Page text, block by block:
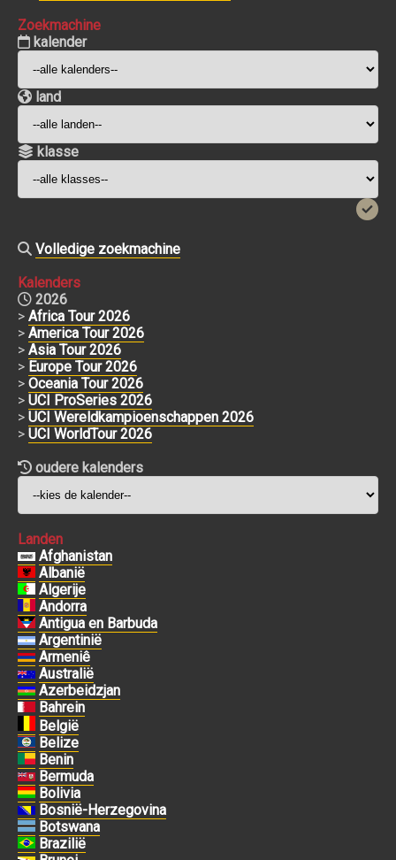
Zoekmachine
kalender
land
klasse
Volledige zoekmachine
Kalenders
2026
> Africa Tour 2026
> America Tour 2026
> Asia Tour 2026
> Europe Tour 2026
> Oceania Tour 2026
> UCI ProSeries 2026
> UCI Wereldkampioenschappen 2026
> UCI WorldTour 2026
oudere kalenders
Landen
Afghanistan
Albanië
Algerije
Andorra
Antigua en Barbuda
Argentinië
Armeniê
Australië
Azerbeidzjan
Bahrein
België
Belize
Benin
Bermuda
Bolivia
Bosnië-Herzegovina
Botswana
Brazilië